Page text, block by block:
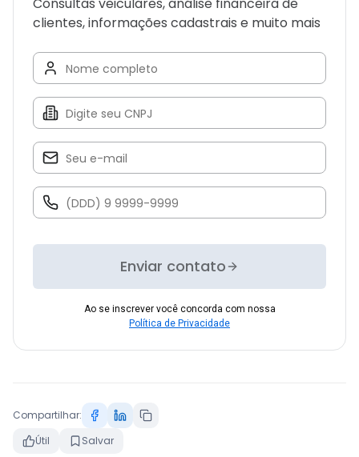
clientes, informações cadastrais e muito mais
Enviar contato
Ao se inscrever você concorda com nossa
Política de Privacidade
Compartilhar:
Útil
Salvar